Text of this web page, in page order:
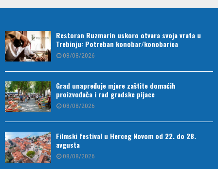
Restoran Ruzmarin uskoro otvara svoja vrata u
Trebinju: Potreban konobar/konobarica
08/08/2026
Grad unapređuje mjere zaštite domaćih
proizvođača i rad gradske pijace
08/08/2026
Filmski festival u Herceg Novom od 22. do 28.
avgusta
08/08/2026